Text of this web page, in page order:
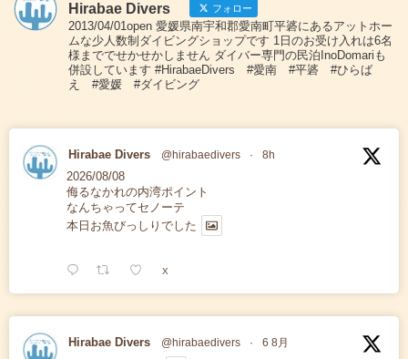
Hirabae Divers フォロー
2013/04/01open 愛媛県南宇和郡愛南町平碆にあるアットホー
ムな少人数制ダイビングショップです 1日のお受け入れは6名
様まででせかせかしません ダイバー専門の民泊InoDomariも
併設しています #HirabaeDivers #愛南 #平碆 #ひらば
え #愛媛 #ダイビング
Hirabae Divers @hirabaedivers · 8h
2026/08/08
侮るなかれの内湾ポイント
なんちゃってセノーテ
本日お魚びっしりでした
X
Hirabae Divers @hirabaedivers · 6 8月